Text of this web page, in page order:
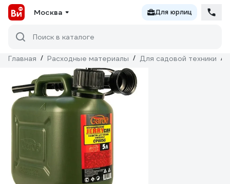
Москва Для юрлиц
Поиск в каталоге
Главная / Расходные материалы / Для садовой техники /